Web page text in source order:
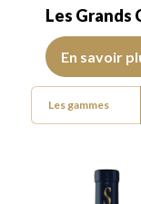
Les Grands
Le Domaine
En savoir
Les gammes